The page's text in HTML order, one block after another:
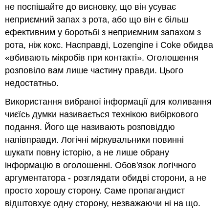
не поспішайте до висновку, що він усуває
неприємний запах з рота, або що він є більш
ефективним у боротьбі з неприємним запахом з
рота, ніж кокс. Насправді, Lozengine і Coke обидва
«вбивають мікробів при контакті». Оголошення
розповіло вам лише частину правди. Цього
недостатньо.
Використання вибраної інформації для коливання
чиєїсь думки називається технікою вибіркового
подання. Його ще називають розповіддю
напівправди. Логічні міркувальники повинні
шукати повну історію, а не лише обрану
інформацію в оголошенні. Обов'язок логічного
аргументатора - розглядати обидві сторони, а не
просто хорошу сторону. Саме пропагандист
відштовхує одну сторону, незважаючи ні на що.